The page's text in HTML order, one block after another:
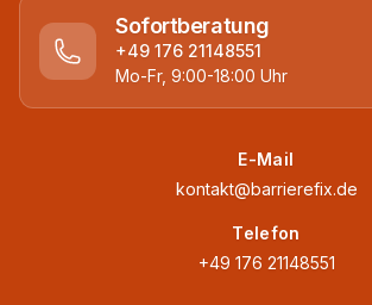
Sofortberatung
+49 176 21148551
Mo-Fr, 9:00-18:00 Uhr
E-Mail
kontakt@barrierefix.de
Telefon
+49 176 21148551